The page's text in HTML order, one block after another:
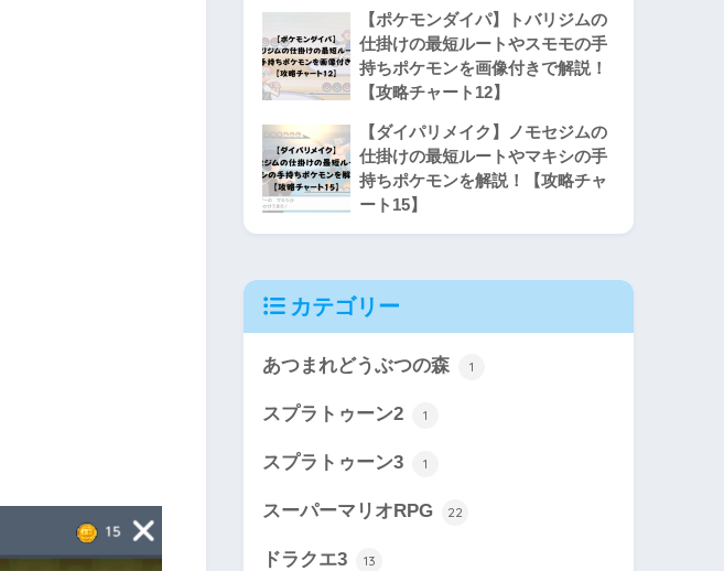
【ポケモンダイパ】トバリジムの
仕掛けの最短ルートやスモモの手
持ちポケモンを画像付きで解説！
【攻略チャート12】
【ダイパリメイク】ノモセジムの
仕掛けの最短ルートやマキシの手
持ちポケモンを解説！【攻略チャ
ート15】
カテゴリー
あつまれどうぶつの森 1
スプラトゥーン2 1
スプラトゥーン3 1
スーパーマリオRPG 22
ドラクエ3 13